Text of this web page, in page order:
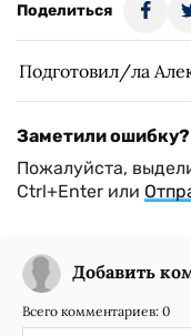
Поделиться
Подготовил/ла
Заметили ошибку?
Пожалуйста,
Ctrl+Enter или
Добавить
Всего комментариев: 0